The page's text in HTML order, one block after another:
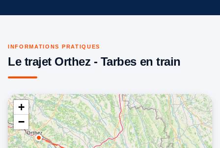
INFORMATIONS PRATIQUES
Le trajet Orthez - Tarbes en train
+
−